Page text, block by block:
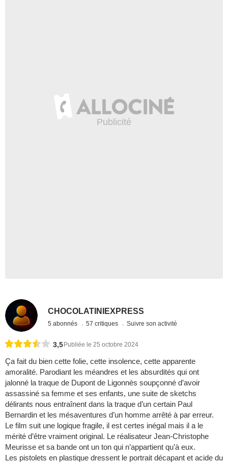
CHOCOLATINIEXPRESS
5 abonnés 57 critiques Suivre son activité
3,5 Publiée le 25 octobre 2024
Ça fait du bien cette folie, cette insolence, cette apparente
amoralité. Parodiant les méandres et les absurdités qui ont
jalonné la traque de Dupont de Ligonnès soupçonné d’avoir
assassiné sa femme et ses enfants, une suite de sketchs
délirants nous entraînent dans la traque d’un certain Paul
Bernardin et les mésaventures d’un homme arrêté à par erreur.
Le film suit une logique fragile, il est certes inégal mais il a le
mérité d’être vraiment original. Le réalisateur Jean-Christophe
Meurisse et sa bande ont un ton qui n’appartient qu’à eux.
Les pistolets en plastique dressent le portrait décapant et acide du